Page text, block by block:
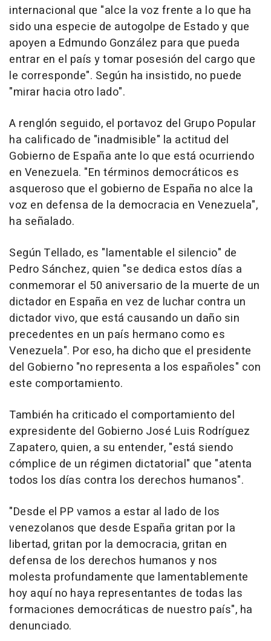
internacional que "alce la voz frente a lo que ha
sido una especie de autogolpe de Estado y que
apoyen a Edmundo González para que pueda
entrar en el país y tomar posesión del cargo que
le corresponde". Según ha insistido, no puede
"mirar hacia otro lado".
A renglón seguido, el portavoz del Grupo Popular
ha calificado de "inadmisible" la actitud del
Gobierno de España ante lo que está ocurriendo
en Venezuela. "En términos democráticos es
asqueroso que el gobierno de España no alce la
voz en defensa de la democracia en Venezuela",
ha señalado.
Según Tellado, es "lamentable el silencio" de
Pedro Sánchez, quien "se dedica estos días a
conmemorar el 50 aniversario de la muerte de un
dictador en España en vez de luchar contra un
dictador vivo, que está causando un daño sin
precedentes en un país hermano como es
Venezuela". Por eso, ha dicho que el presidente
del Gobierno "no representa a los españoles" con
este comportamiento.
También ha criticado el comportamiento del
expresidente del Gobierno José Luis Rodríguez
Zapatero, quien, a su entender, "está siendo
cómplice de un régimen dictatorial" que "atenta
todos los días contra los derechos humanos".
"Desde el PP vamos a estar al lado de los
venezolanos que desde España gritan por la
libertad, gritan por la democracia, gritan en
defensa de los derechos humanos y nos
molesta profundamente que lamentablemente
hoy aquí no haya representantes de todas las
formaciones democráticas de nuestro país", ha
denunciado.